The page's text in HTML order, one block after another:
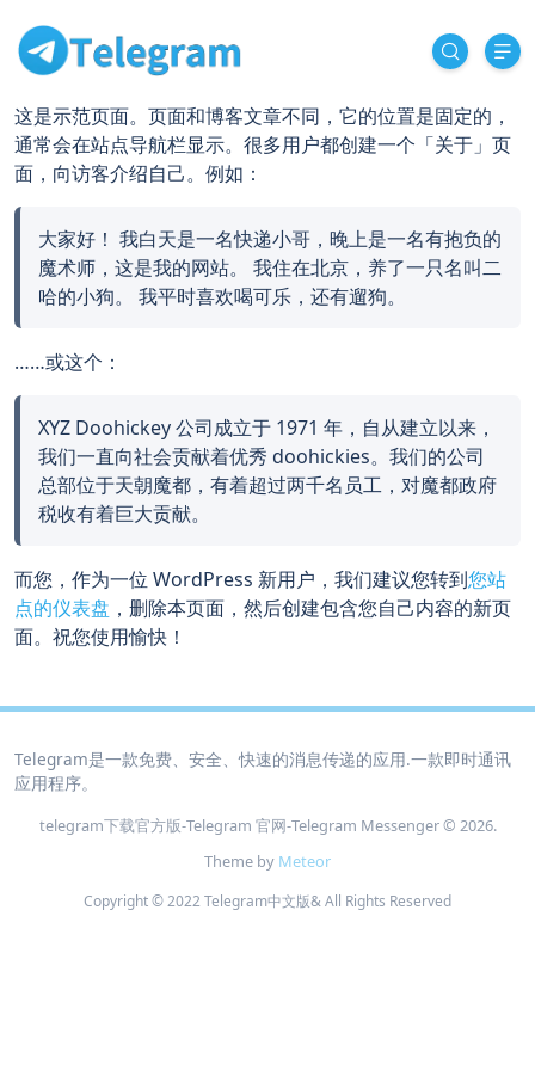
这是示范页面。页面和博客文章不同，它的位置是固定的，
通常会在站点导航栏显示。很多用户都创建一个「关于」页
面，向访客介绍自己。例如：
大家好！ 我白天是一名快递小哥，晚上是一名有抱负的
魔术师，这是我的网站。 我住在北京，养了一只名叫二
哈的小狗。 我平时喜欢喝可乐，还有遛狗。
……或这个：
XYZ Doohickey 公司成立于 1971 年，自从建立以来，
我们一直向社会贡献着优秀 doohickies。我们的公司
总部位于天朝魔都，有着超过两千名员工，对魔都政府
税收有着巨大贡献。
而您，作为一位 WordPress 新用户，我们建议您转到您站
点的仪表盘 ，删除本页面，然后创建包含您自己内容的新页
面。祝您使用愉快！
Telegram是一款免费、安全、快速的消息传递的应用.一款即时通讯
应用程序。
telegram下载官方版-Telegram 官网‑Telegram Messenger © 2026.
Theme by Meteor
Copyright © 2022 Telegram中文版& All Rights Reserved